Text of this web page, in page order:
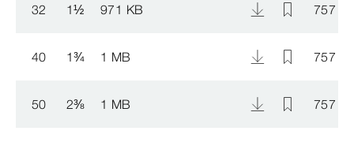
32 1½ 971 KB 757
40 1¾ 1 MB 757
50 2⅜ 1 MB 757